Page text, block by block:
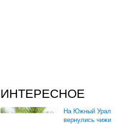
ИНТЕРЕСНОЕ
На Южный Урал
вернулись чижи